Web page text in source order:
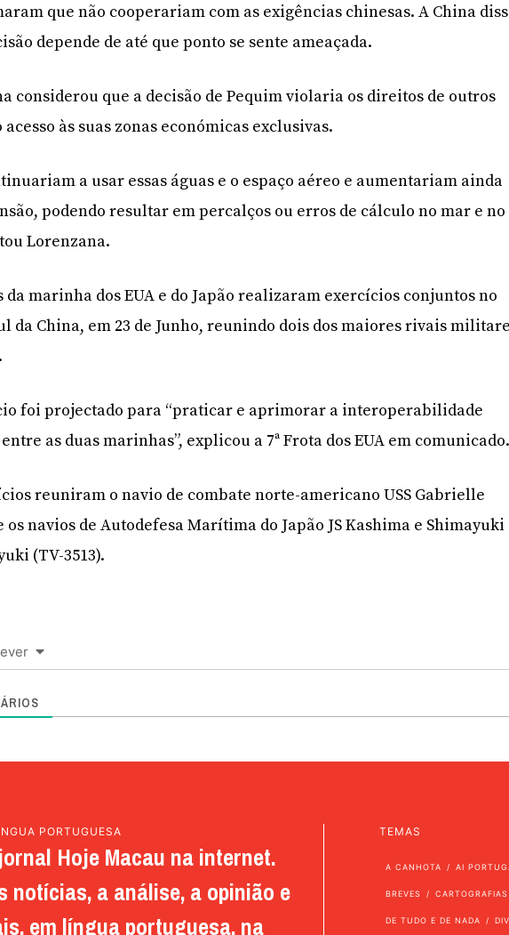
que não cooperariam com as exigências chinesas. A China
depende de até que ponto se sente ameaçada.
considerou que a decisão de Pequim violaria os direitos de outros
acesso às suas zonas económicas exclusivas.
a usar essas águas e o espaço aéreo e aumentariam ainda
podendo resultar em percalços ou erros de cálculo no mar e no
Lorenzana.
da marinha dos EUA e do Japão realizaram exercícios conjuntos no
da China, em 23 de Junho, reunindo dois dos maiores rivais
foi projectado para “praticar e aprimorar a interoperabilidade
as duas marinhas”, explicou a 7ª Frota dos EUA em
reuniram o navio de combate norte-americano USS Gabrielle
os navios de Autodefesa Marítima do Japão JS Kashima e Shimayuki
(TV-3513).
PORTUGUESA
Hoje Macau na internet.
notícias, a análise, a opinião e
em língua portuguesa, na
TEMAS
A CANHOTA AI
BREVES CARTOGRAFIAS
DE TUDO E DE NADA